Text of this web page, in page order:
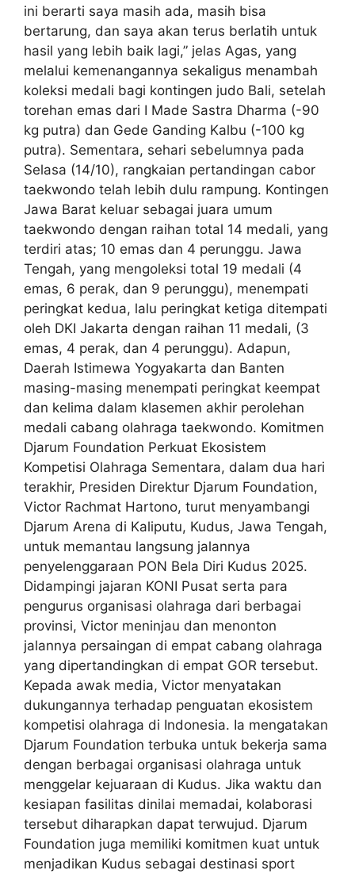
ini berarti saya masih ada, masih bisa
bertarung, dan saya akan terus berlatih untuk
hasil yang lebih baik lagi,” jelas Agas, yang
melalui kemenangannya sekaligus menambah
koleksi medali bagi kontingen judo Bali, setelah
torehan emas dari I Made Sastra Dharma (-90
kg putra) dan Gede Ganding Kalbu (-100 kg
putra). Sementara, sehari sebelumnya pada
Selasa (14/10), rangkaian pertandingan cabor
taekwondo telah lebih dulu rampung. Kontingen
Jawa Barat keluar sebagai juara umum
taekwondo dengan raihan total 14 medali, yang
terdiri atas; 10 emas dan 4 perunggu. Jawa
Tengah, yang mengoleksi total 19 medali (4
emas, 6 perak, dan 9 perunggu), menempati
peringkat kedua, lalu peringkat ketiga ditempati
oleh DKI Jakarta dengan raihan 11 medali, (3
emas, 4 perak, dan 4 perunggu). Adapun,
Daerah Istimewa Yogyakarta dan Banten
masing-masing menempati peringkat keempat
dan kelima dalam klasemen akhir perolehan
medali cabang olahraga taekwondo. Komitmen
Djarum Foundation Perkuat Ekosistem
Kompetisi Olahraga Sementara, dalam dua hari
terakhir, Presiden Direktur Djarum Foundation,
Victor Rachmat Hartono, turut menyambangi
Djarum Arena di Kaliputu, Kudus, Jawa Tengah,
untuk memantau langsung jalannya
penyelenggaraan PON Bela Diri Kudus 2025.
Didampingi jajaran KONI Pusat serta para
pengurus organisasi olahraga dari berbagai
provinsi, Victor meninjau dan menonton
jalannya persaingan di empat cabang olahraga
yang dipertandingkan di empat GOR tersebut.
Kepada awak media, Victor menyatakan
dukungannya terhadap penguatan ekosistem
kompetisi olahraga di Indonesia. Ia mengatakan
Djarum Foundation terbuka untuk bekerja sama
dengan berbagai organisasi olahraga untuk
menggelar kejuaraan di Kudus. Jika waktu dan
kesiapan fasilitas dinilai memadai, kolaborasi
tersebut diharapkan dapat terwujud. Djarum
Foundation juga memiliki komitmen kuat untuk
menjadikan Kudus sebagai destinasi sport